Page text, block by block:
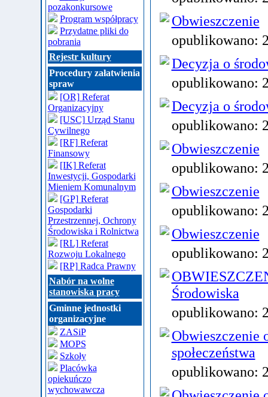
pozakonkursowe
Program współpracy
Przydatne pliki do
pobrania
Rejestr kultury
Procedury załatwienia
spraw
[OR] Referat
Organizacyjny
[USC] Urząd Stanu
Cywilnego
[RF] Referat
Finansowy
[IK] Referat
Inwestycji, Gospodarki
Mieniem Komunalnym
[GP] Referat
Gospodarki
Przestrzennej, Ochrony
Środowiska i Rolnictwa
[RL] Referat
Rozwoju Lokalnego
[RP] Radca Prawny
Nabór na wolne
stanowiska pracy
Gminne jednostki
organizacyjne
ZASiP
MOPS
Szkoły
Placówka
opiekuńczo
wychowawcza
Obwieszczenie
opublikowano:
Decyzja o
opublikowano:
Decyzja o
opublikowano:
Obwieszczenie
opublikowano:
Obwieszczenie
opublikowano:
Obwieszczenie
opublikowano:
Środowiska
opublikowano:
Obwieszczenie
społeczeństwa
opublikowano: